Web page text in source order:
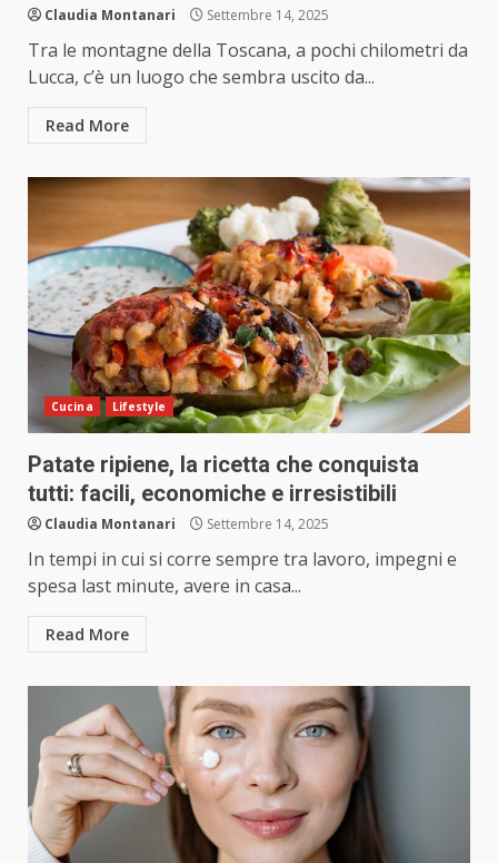
Claudia Montanari Settembre 14, 2025
Tra le montagne della Toscana, a pochi chilometri da
Lucca, c’è un luogo che sembra uscito da...
Read More
Cucina Lifestyle
Patate ripiene, la ricetta che conquista
tutti: facili, economiche e irresistibili
Claudia Montanari Settembre 14, 2025
In tempi in cui si corre sempre tra lavoro, impegni e
spesa last minute, avere in casa...
Read More